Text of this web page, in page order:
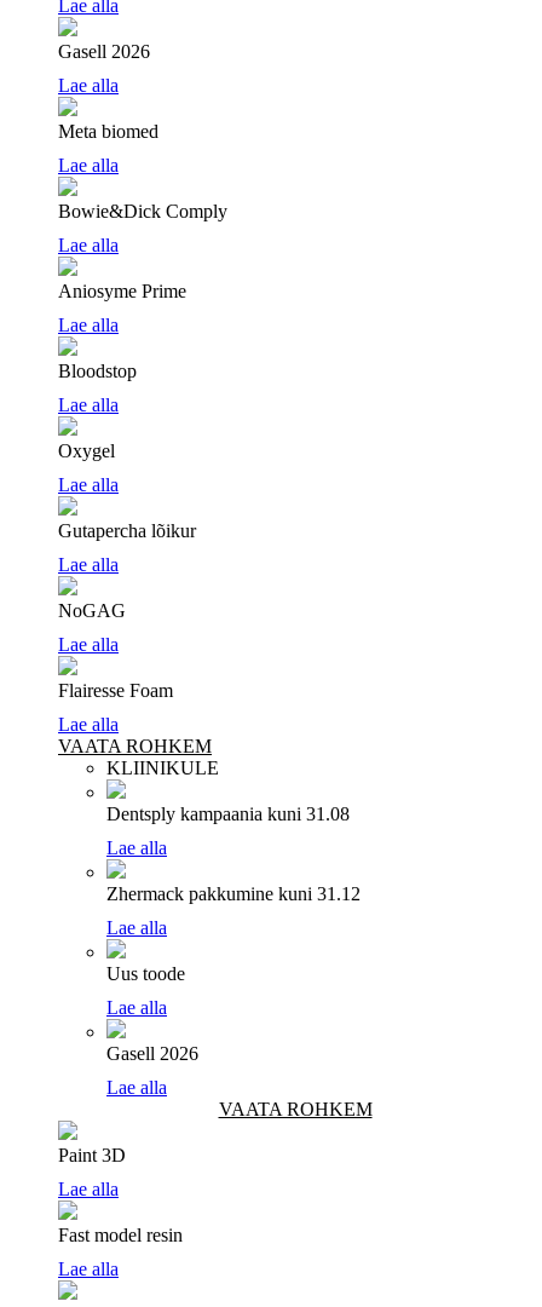
Lae alla
Gasell 2026
Lae alla
Meta biomed
Lae alla
Bowie&Dick Comply
Lae alla
Aniosyme Prime
Lae alla
Bloodstop
Lae alla
Oxygel
Lae alla
Gutapercha lõikur
Lae alla
NoGAG
Lae alla
Flairesse Foam
Lae alla
VAATA ROHKEM
KLIINIKULE
Dentsply kampaania kuni 31.08
Lae alla
Zhermack pakkumine kuni 31.12
Lae alla
Uus toode
Lae alla
Gasell 2026
Lae alla
VAATA ROHKEM
Paint 3D
Lae alla
Fast model resin
Lae alla